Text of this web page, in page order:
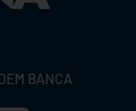
BANCA